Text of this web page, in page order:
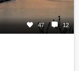
47 12